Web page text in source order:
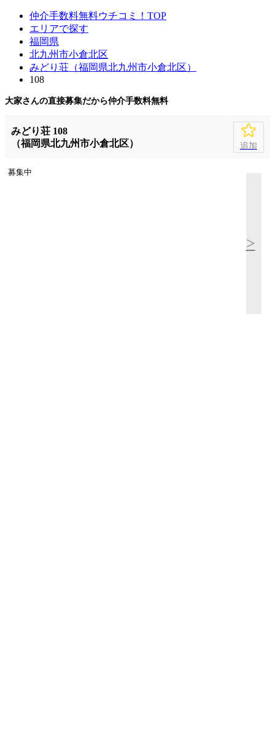
仲介手数料無料ウチコミ！TOP
エリアで探す
福岡県
北九州市小倉北区
みどり荘（福岡県北九州市小倉北区）
108
大家さんの直接募集だから仲介手数料無料
みどり荘 108
（福岡県北九州市小倉北区）
追加
募集中
>